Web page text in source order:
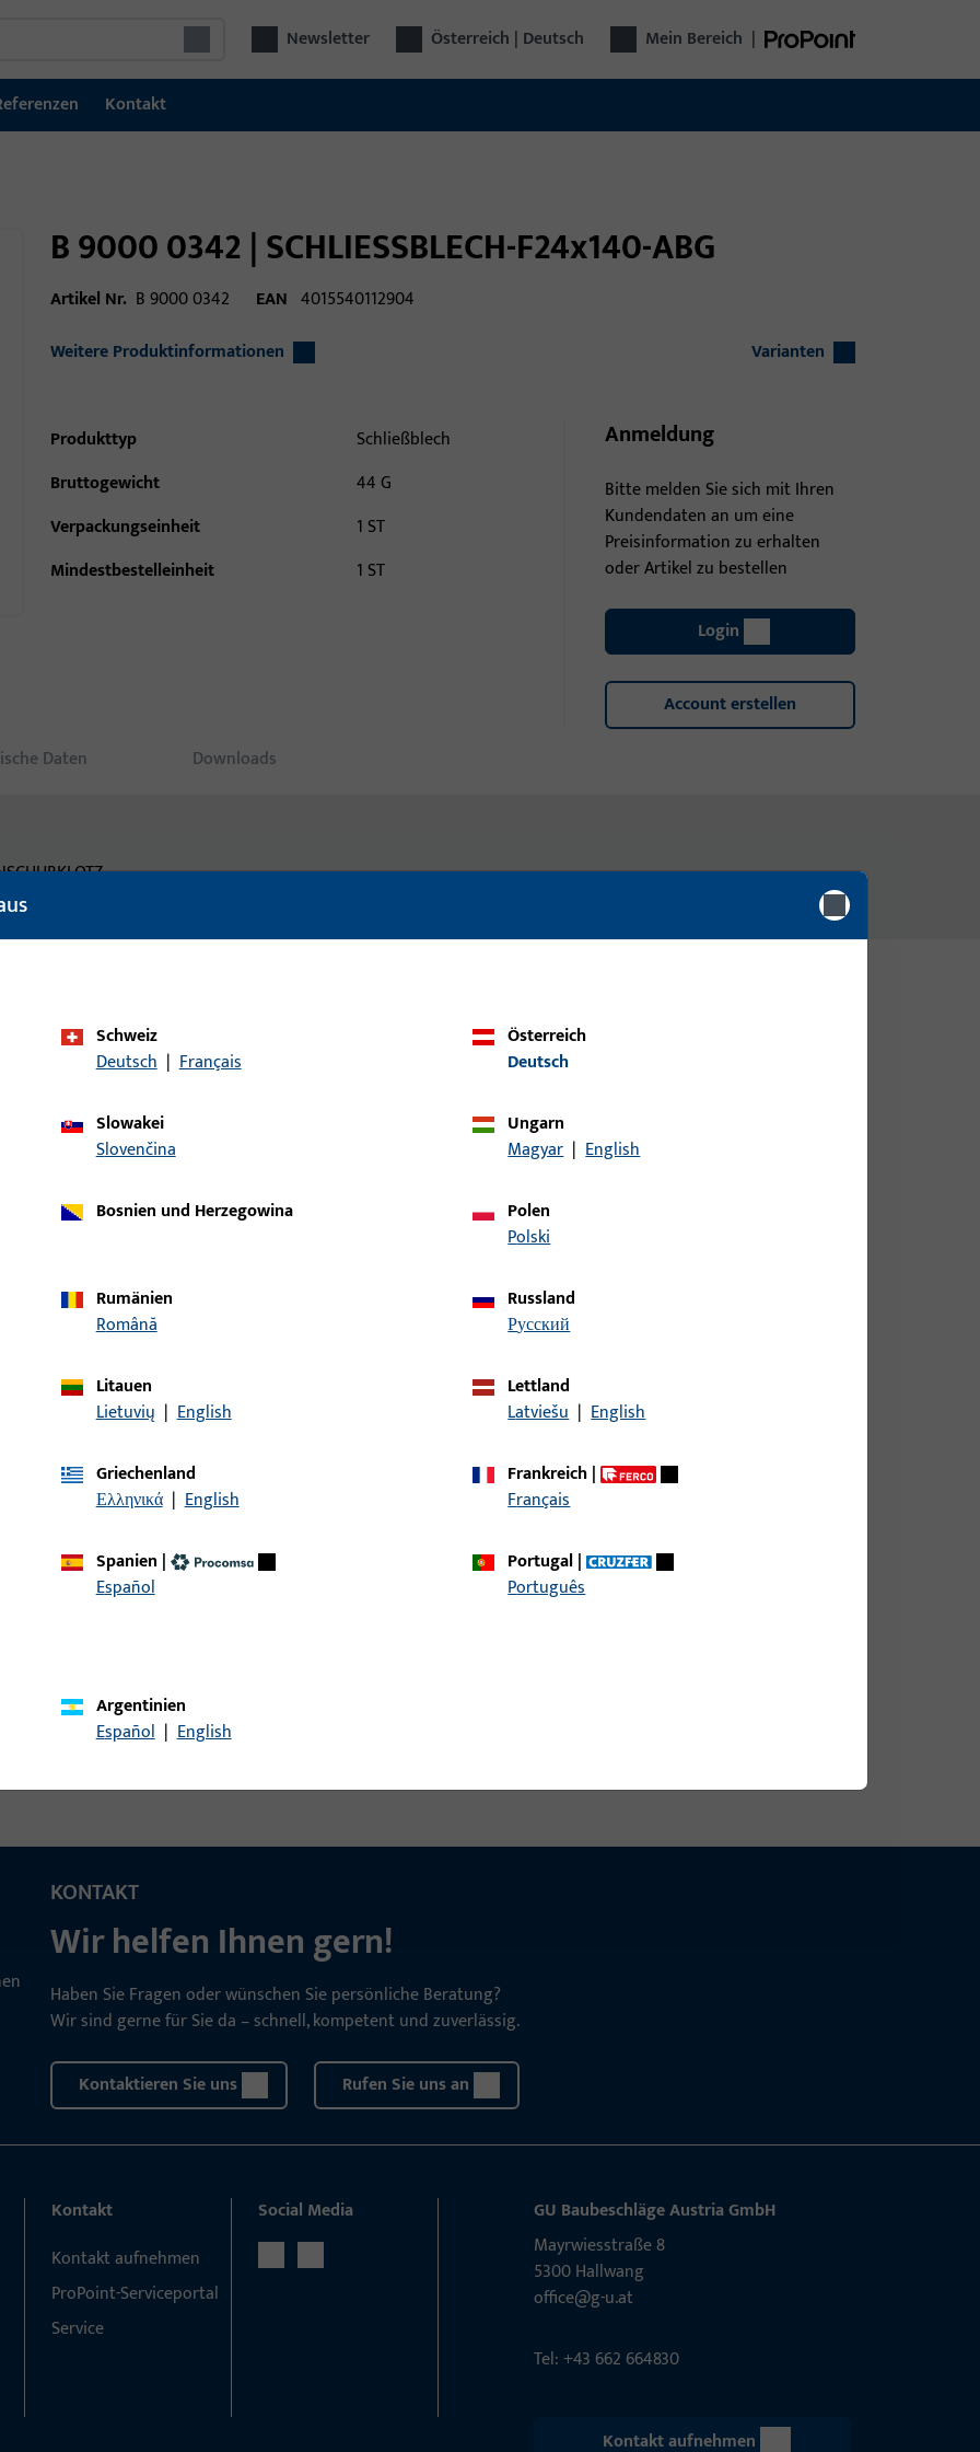
Newsletter Österreich | Deutsch Mein Bereich |
Kontakt
B 9000 0342 | SCHLIESSBLECH-F24x140-ABG
Artikel Nr. B 9000 0342 EAN 4015540112904
Weitere Produktinformationen
Varianten
Produkttyp
Schließblech
Bruttogewicht
44 G
Verpackungseinheit
1 ST
Mindestbestelleinheit
1 ST
Anmeldung
Bitte melden Sie sich mit Ihren
Kundendaten an um eine
Preisinformation zu erhalten
oder Artikel zu bestellen
Login
Account erstellen
Daten Downloads
EKG LAPPENSCHLIESSBLECH, DIN LS, AUS NICHTROST.STAHL,ECKIG,
43x200x1,5-EKG LAPPENSCHLIESSBLECHE DIN RS AUS NICHTROST.STAHL,ECKIG,
EKG-X
WINKELSCHLIESSBLECHE DIN LS AUS NICHTROST.STAHL,ECKIG,
EKG-X
KONTAKT
Wir helfen Ihnen gern!
Haben Sie Fragen oder wünschen Sie persönliche Beratung?
Wir sind gerne für Sie da – schnell, kompetent und zuverlässig.
Kontaktieren Sie uns Rufen Sie uns an
Schweiz
Deutsch | Français
Österreich
Deutsch
Slowakei
Slovenčina
Ungarn
Magyar | English
Bosnien und Herzegowina
Polen
Polski
Rumänien
Română
Russland
русский
Litauen
Lietuvių | English
Lettland
Latviešu | English
Griechenland
Ελληνικά | English
Frankreich|
Français
Spanien |
Español
Portugal|
Português
Argentinien
Español | English
Kontakt
Kontakt aufnehmen
ProPoint-Serviceportal
Service
Social Media
GU Baubeschläge Aus­tria GmbH
Mayrwies­straße 8
5300 Hall­wang
office@g-u.at
Tel: +43 662 664830
Kontakt aufnehmen